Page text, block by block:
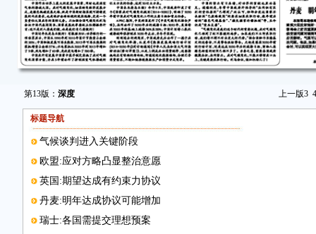
第13版： 深度 上一版3 4
标题导航
气候谈判进入关键阶段
欧盟:应对方略凸显整治意愿
英国:期望达成有约束力协议
丹麦:明年达成协议可能增加
瑞士:各国需提交理想预案